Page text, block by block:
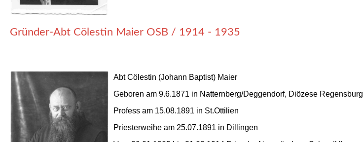
Gründer-Abt Cölestin Maier OSB / 1914 - 1935
Abt Cölestin (Johann Baptist) Maier
Geboren am 9.6.1871 in Natternberg/Deggendorf, Diözese Regensburg
Profess am 15.08.1891 in St.Ottilien
Priesterweihe am 25.07.1891 in Dillingen